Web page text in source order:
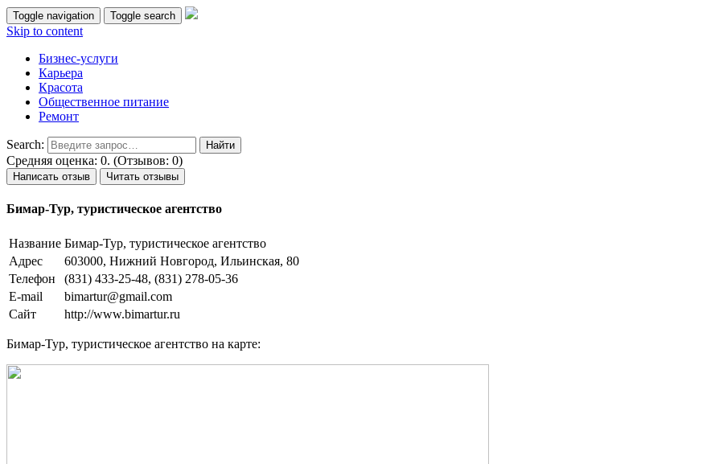
Toggle navigation Toggle search
Skip to content
Бизнес-услуги
Карьера
Красота
Общественное питание
Ремонт
Search:
Средняя оценка: 0. (Отзывов: 0)
Написать отзыв Читать отзывы
Бимар-Тур, туристическое агентство
Название Бимар-Тур, туристическое агентство
Адрес
603000, Нижний Новгород, Ильинская, 80
Телефон
(831) 433-25-48, (831) 278-05-36
E-mail
bimartur@gmail.com
Сайт
http://www.bimartur.ru
Бимар-Тур, туристическое агентство на карте: